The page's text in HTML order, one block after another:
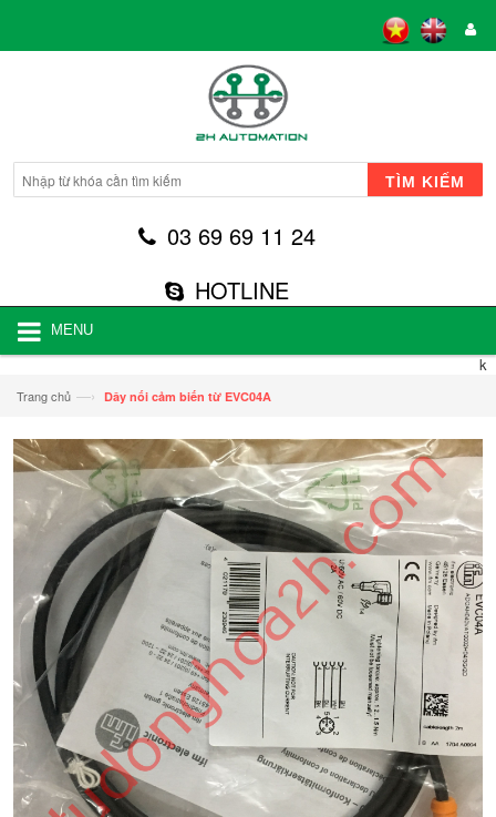
TÌM KIẾM
03 69 69 11 24
HOTLINE
MENU
k
Trang chủ —› Dây nối cảm biến từ EVC04A